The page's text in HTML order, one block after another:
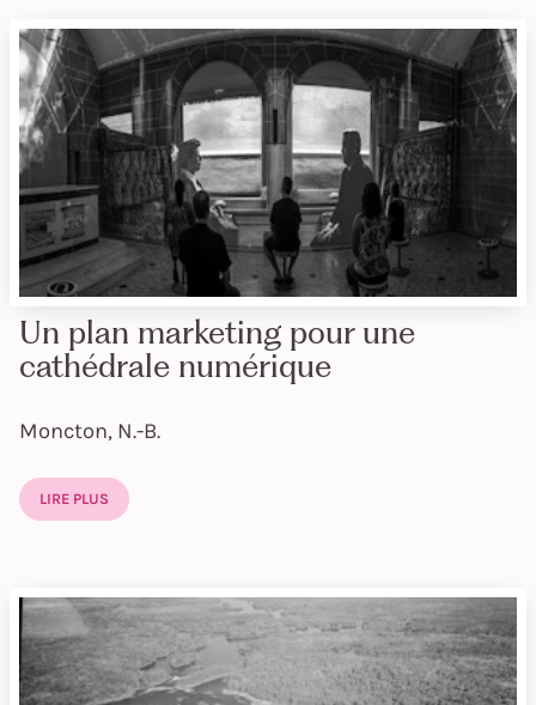
Un plan marketing pour une
cathédrale numérique
Moncton, N.-B.
LIRE PLUS